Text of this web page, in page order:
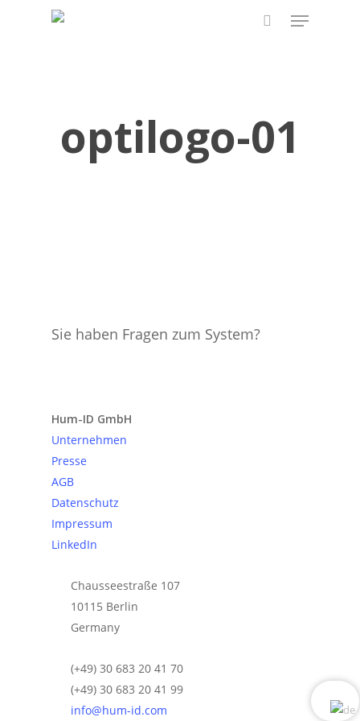
Menu
optilogo-01
Sie haben Fragen zum System?
Hum-ID GmbH
Unternehmen
Presse
AGB
Datenschutz
Impressum
LinkedIn
Chausseestraße 107
10115 Berlin
Germany
(+49) 30 683 20 41 70
(+49) 30 683 20 41 99
info@hum-id.com